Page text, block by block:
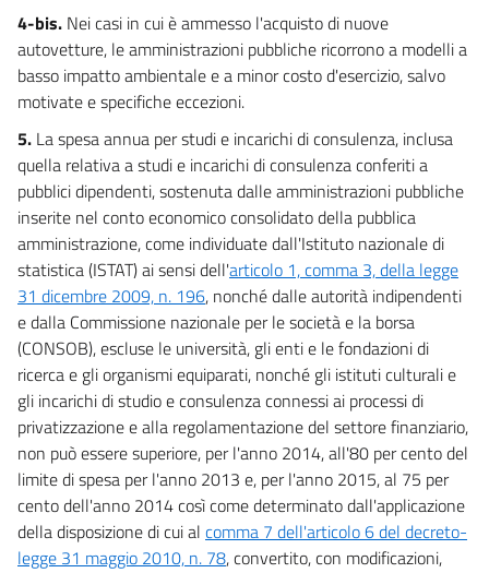
4-bis. Nei casi in cui è ammesso l'acquisto di nuove
autovetture, le amministrazioni pubbliche ricorrono a modelli a
basso impatto ambientale e a minor costo d'esercizio, salvo
motivate e specifiche eccezioni.
5. La spesa annua per studi e incarichi di consulenza, inclusa
quella relativa a studi e incarichi di consulenza conferiti a
pubblici dipendenti, sostenuta dalle amministrazioni pubbliche
inserite nel conto economico consolidato della pubblica
amministrazione, come individuate dall'Istituto nazionale di
statistica (ISTAT) ai sensi dell'articolo 1, comma 3, della legge
31 dicembre 2009, n. 196, nonché dalle autorità indipendenti
e dalla Commissione nazionale per le società e la borsa
(CONSOB), escluse le università, gli enti e le fondazioni di
ricerca e gli organismi equiparati, nonché gli istituti culturali e
gli incarichi di studio e consulenza connessi ai processi di
privatizzazione e alla regolamentazione del settore finanziario,
non può essere superiore, per l'anno 2014, all'80 per cento del
limite di spesa per l'anno 2013 e, per l'anno 2015, al 75 per
cento dell'anno 2014 così come determinato dall'applicazione
della disposizione di cui al comma 7 dell'articolo 6 del decreto-
legge 31 maggio 2010, n. 78, convertito, con modificazioni,